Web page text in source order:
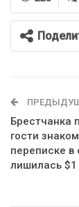
Брестчанка
гости
переписке в
лишилась